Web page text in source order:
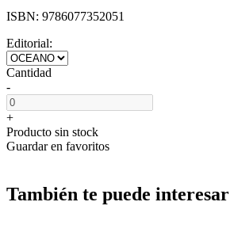
ISBN: 9786077352051
Editorial:
Cantidad
-
+
Producto sin stock
Guardar en favoritos
También te puede interesar